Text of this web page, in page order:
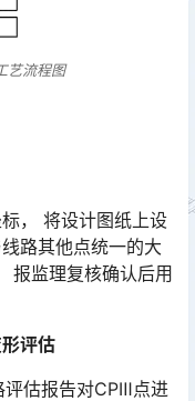
艺流程图
， 将设计图纸上设
路其他点统一的大
报监理复核确认后用
评估
估报告对CPⅢ点进